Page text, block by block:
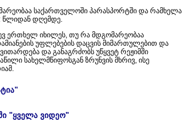
საქართველოში პარასპორტში და რამხელა
წლიდან დღემდე.
ერთხელ იხილეს, თუ რა მდგომარეობაა
უფლებების დაცვის მიმართულებით და
და განაგრძობს უწყვეტ რეჟიმში
სახელმწიფოსგან ზრუნვის მხრივ, ისე
"ყველა ვიდეო"